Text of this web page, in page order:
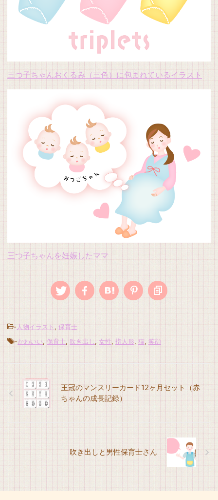
三つ子ちゃんおくるみ（三色）に包まれているイラスト
三つ子ちゃんを妊娠したママ
-人物イラスト , 保育士
-かわいい, 保育士, 吹き出し, 女性, 指人形, 猫, 笑顔
王冠のマンスリーカード12ヶ月セット（赤
ちゃんの成長記録）
吹き出しと男性保育士さん